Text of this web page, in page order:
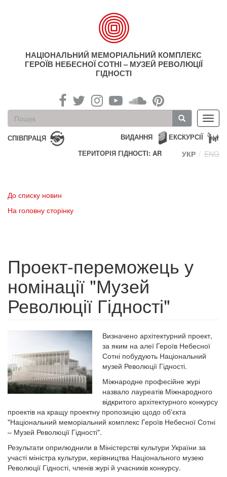
НАЦІОНАЛЬНИЙ МЕМОРІАЛЬНИЙ КОМПЛЕКС
ГЕРОЇВ НЕБЕСНОЇ СОТНІ – МУЗЕЙ РЕВОЛЮЦІЇ
ГІДНОСТІ
Пошукова
форма
Пошук
СПІВПРАЦЯ ЕКСКУРСІЇ
ВИДАННЯ
ТЕРИТОРІЯ ГІДНОСТІ: AR
УКР ENG
До списку новин
На головну сторінку
Проект-переможець у
номінації "Музей
Революції Гідності"
Визначено архітектурний проект,
за яким на алеї Героїв Небесної
Сотні побудують Національний
музей Революції Гідності.
Міжнародне професійне журі
назвало лауреатів Міжнародного
відкритого архітектурного конкурсу
проектів на кращу проектну пропозицію щодо об'єкта
"Національний меморіальний комплекс Героїв Небесної Сотні
– Музей Революції Гідності".
Результати оприлюднили в Міністерстві культури України за
участі міністра культури, керівництва Національного музею
Революції Гідності, членів журі й учасників конкурсу.